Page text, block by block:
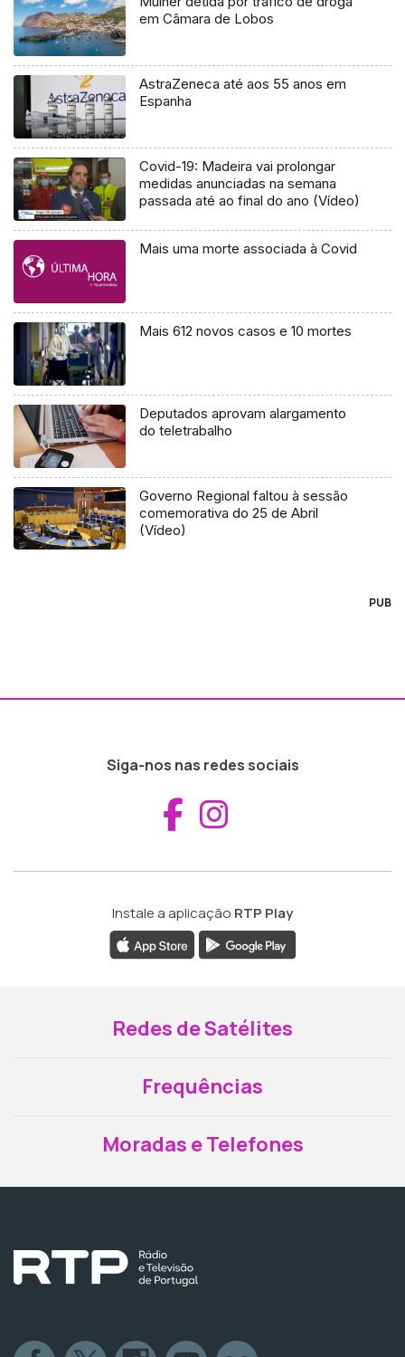
em Câmara de Lobos
AstraZeneca até aos 55 anos em
Espanha
Covid-19: Madeira vai prolongar
medidas anunciadas na semana
passada até ao final do ano (Vídeo)
Mais uma morte associada à Covid
Mais 612 novos casos e 10 mortes
Deputados aprovam alargamento
do teletrabalho
Governo Regional faltou à sessão
comemorativa do 25 de Abril
(Vídeo)
PUB
Siga-nos nas redes sociais
Aceder ao
Instale a aplicação RTP Play
Redes de Satélites
Frequências
Moradas e Telefones